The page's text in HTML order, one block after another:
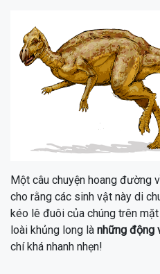
Một câu chuyện hoang đường
cho rằng các sinh vật này di
kéo lê đuôi của chúng trên
loài khủng long là những động
chí khá nhanh nhẹn!